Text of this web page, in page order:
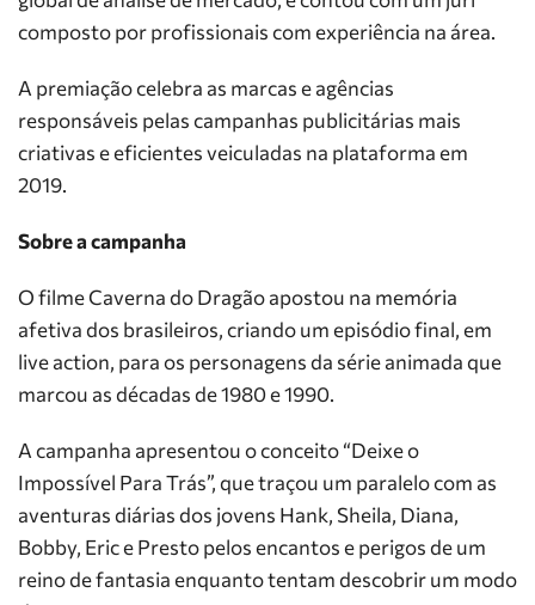
composto por profissionais com experiência na área.
A premiação celebra as marcas e agências
responsáveis pelas campanhas publicitárias mais
criativas e eficientes veiculadas na plataforma em
2019.
Sobre a campanha
O filme Caverna do Dragão apostou na memória
afetiva dos brasileiros, criando um episódio final, em
live action, para os personagens da série animada que
marcou as décadas de 1980 e 1990.
A campanha apresentou o conceito “Deixe o
Impossível Para Trás”, que traçou um paralelo com as
aventuras diárias dos jovens Hank, Sheila, Diana,
Bobby, Eric e Presto pelos encantos e perigos de um
reino de fantasia enquanto tentam descobrir um modo